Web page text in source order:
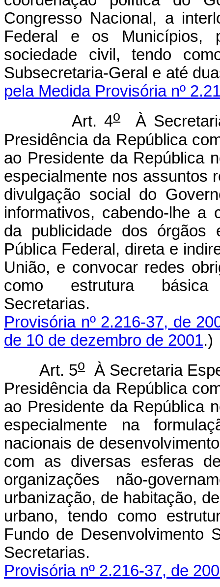
Congresso Nacional, a
Federal e os Municípios,
sociedade civil, tendo
Subsecretaria-Geral e
pela Medida Provisória nº
Art. 4o
À
Presidência da República
ao Presidente da República
especialmente nos assuntos
divulgação social do
informativos, cabendo-lhe a
da publicidade dos órgãos
Pública Federal, direta e
União, e convocar redes
como estrutura
Provisória nº 2.216-37, de
de 10 de dezembro de 2001.)
Art. 5oÀ Secretaria
Presidência da República
ao Presidente da República
especialmente na
nacionais de
com as diversas esferas
organizações não-
urbanização, de habitação,
urbano, tendo como
Fundo de Desenvolvimento
Secretarias.
Provisória nº 2.216-37, de